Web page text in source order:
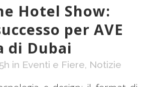
Hotel Show:
per AVE
di Dubai
in Eventi e Fiere, Notizie